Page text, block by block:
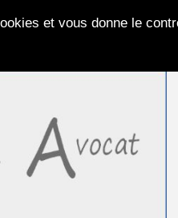
et vous donne le